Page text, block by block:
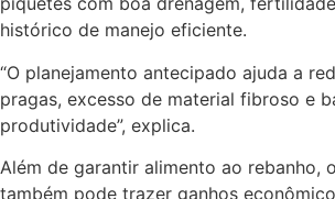
histórico de manejo eficiente.
“O planejamento antecipado ajuda a
pragas, excesso de material fibroso e
produtividade”, explica.
Além de garantir alimento ao rebanho,
também pode trazer ganhos